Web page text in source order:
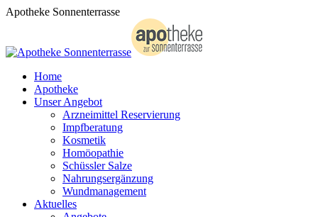
Zum
Apotheke Sonnenterrasse
Home
Apotheke
Unser Angebot
Arzneimittel Reservierung
Impfberatung
Kosmetik
Homöopathie
Schüssler Salze
Nahrungsergänzung
Wundmanagement
Aktuelles